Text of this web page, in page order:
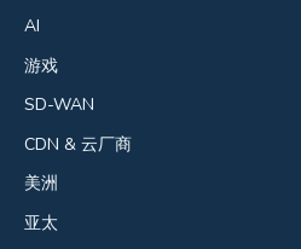
AI
游戏
SD-WAN
CDN & 云厂商
美洲
亚太